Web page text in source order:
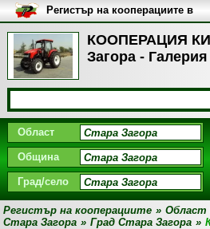
КООПЕРАЦИЯ
Загора - Галерия
Регистър на кооперациите в
България
Област
Община
Град/село
Регистър на кооперациите » Област
Стара Загора » Град Стара Загора »